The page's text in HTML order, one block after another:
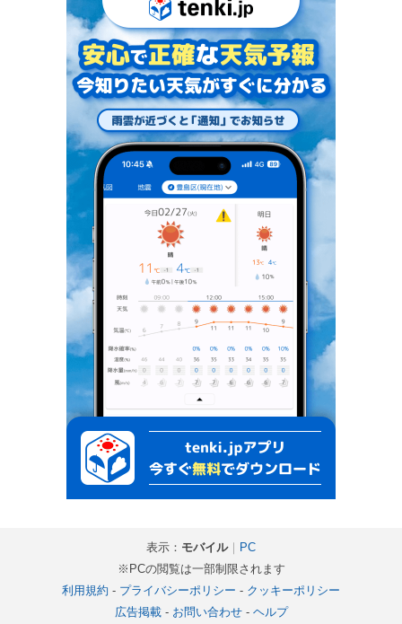
表示： モバイル｜ PC
※PCの閲覧は一部制限されます
利用規約 - プライバシーポリシー - クッキーポリシー
広告掲載- お問い合わせ- ヘルプ